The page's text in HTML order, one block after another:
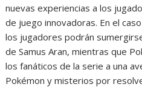
nuevas experiencias a los
de juego innovadoras. En el
los jugadores podrán
de Samus Aran, mientras que
los fanáticos de la serie a una
Pokémon y misterios por